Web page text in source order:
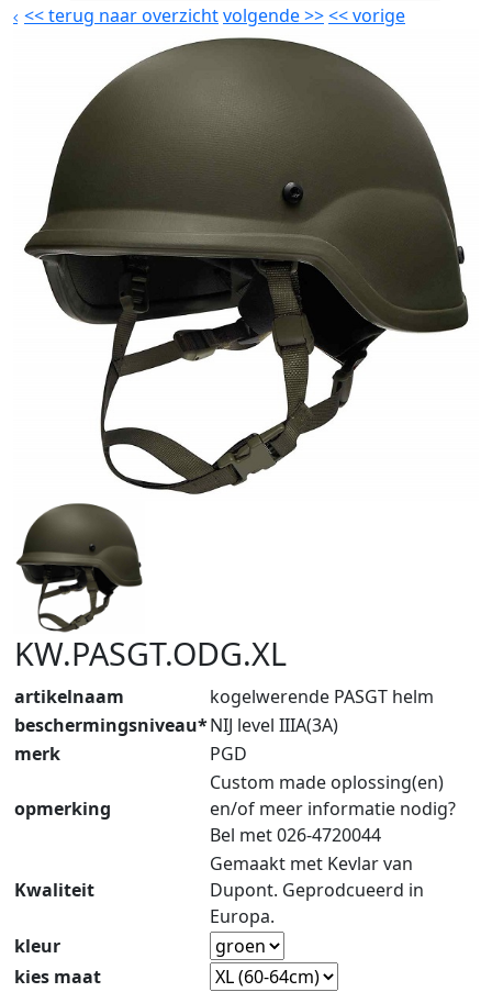
<<terug naar overzichtvolgende>><<vorige
KW.PASGT.ODG.XL
artikelnaam
kogelwerende PASGT helm
beschermingsniveau*NIJ level IIIA(3A)
merk
PGD
opmerking
Custom made oplossing(en)
en/of meer informatie nodig?
Bel met 026-4720044
Kwaliteit
Gemaakt met Kevlar van
Dupont. Geprodcueerd in
Europa.
kleur
kies maat